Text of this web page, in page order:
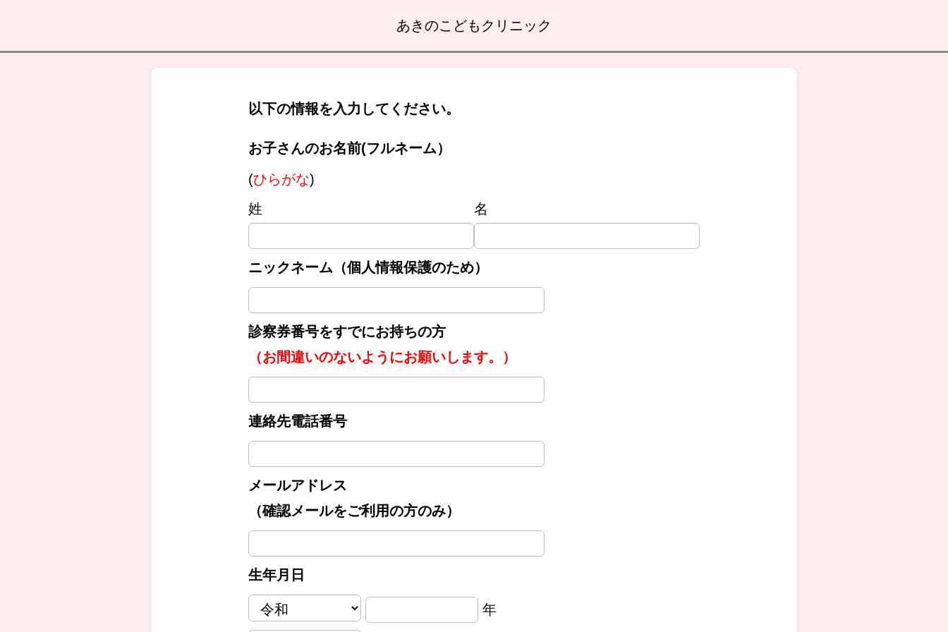
あきのこどもクリニック
以下の情報を入力してください。
お子さんのお名前(フルネーム）
(ひらがな)
姓
名
ニックネーム（個人情報保護のため）
診察券番号をすでにお持ちの方
（お間違いのないようにお願いします。）
連絡先電話番号
メールアドレス
（確認メールをご利用の方のみ）
生年月日
年